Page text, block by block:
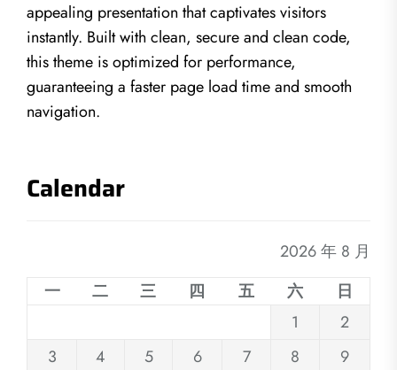
appealing presentation that captivates visitors
instantly. Built with clean, secure and clean code,
this theme is optimized for performance,
guaranteeing a faster page load time and smooth
navigation.
Calendar
2026 年 8 月
一
二 三 四 五 六
日
1
2
3
4 5 6 7 8
9